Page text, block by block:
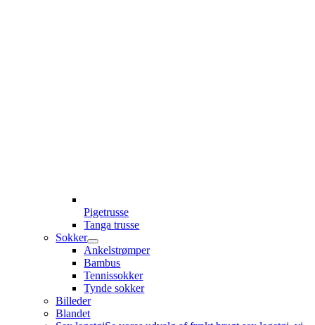
Pigetrusse
Tanga trusse
Sokker
Ankelstrømper
Bambus
Tennissokker
Tynde sokker
Billeder
Blandet